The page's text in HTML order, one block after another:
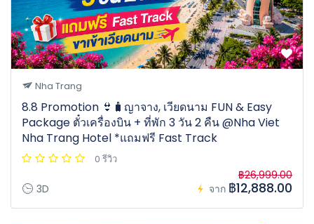
Nha Trang
8.8 Promotion 👙🧳ญาจาง, เวียดนาม FUN & Easy
Package ตั๋วเครื่องบิน + ที่พัก 3 วัน 2 คืน @Nha Viet
Nha Trang Hotel *แถมฟรี Fast Track
0 รีวิว
3D จาก
฿26,999.00
฿12,888.00